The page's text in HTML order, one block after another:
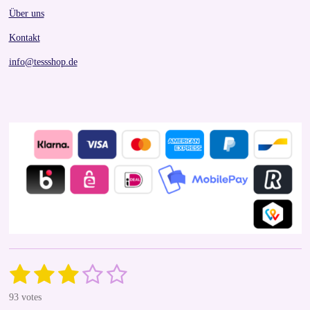
Über uns
Kontakt
info@tessshop.de
R
t
1
s
2
s
3 4 5
93 votes